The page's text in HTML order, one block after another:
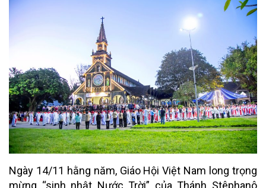
Ngày 14/11 hằng năm, Giáo Hội Việt Nam long trọng
mừng “sinh nhật Nước Trời” của Thánh Stêphanô